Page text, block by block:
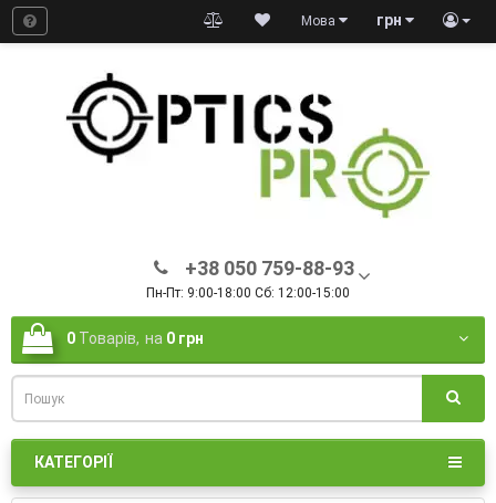
грн
Мова
+38 050 759-88-93
Пн-Пт: 9:00-18:00 Сб: 12:00-15:00
0 Товарів, на 0 грн
КАТЕГОРІЇ